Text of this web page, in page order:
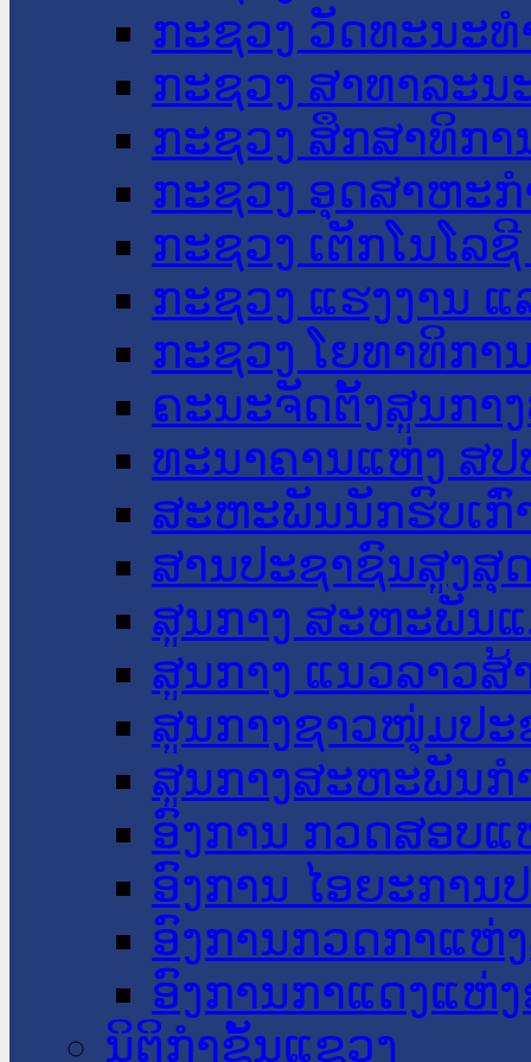
ກະຊວງ ວັດທະນະ
ກະຊວງ ສາທາລະນ
ກະຊວງ ສຶກສາທິກາ
ກະຊວງ ອຸດສາຫະ
ກະຊວງ ເຕັກໂນໂລ
ກະຊວງ ແຮງງານ
ກະຊວງ ໂຍທາທິກາ
ຄະນະຈັດຕັ້ງສູນກາ
ທະນາຄານແຫ່ງ ສປ
ສະຫະພັນນັກຮົບເກົ່
ສານປະຊາຊົນສູງສຸ
ສູນກາງ ສະຫະພັນ
ສູນກາງ ແນວລາວສ້
ສູນກາງຊາວໜຸ່ມປະ
ສູນກາງສະຫະພັນກ
ອົງການ ກວດສອບແ
ອົງການ ໄອຍະການ
ອົງການກວດກາແຫ່
ອົງການກາແດງແຫ່
ນິຕິກໍາຂັ້ນແຂວງ